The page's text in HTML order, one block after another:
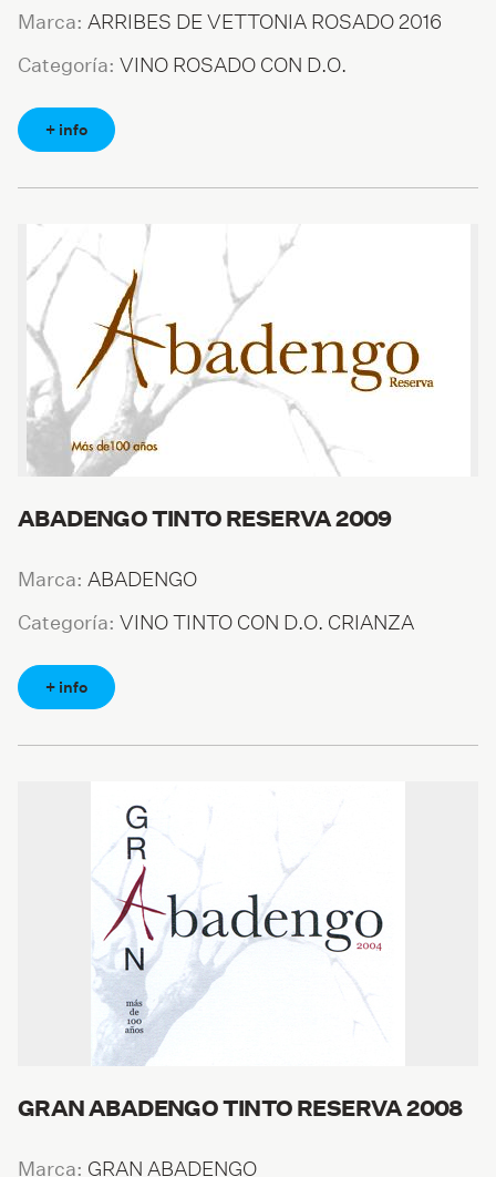
Marca: ARRIBES DE VETTONIA ROSADO 2016
Categoría: VINO ROSADO CON D.O.
+ info
ABADENGO TINTO RESERVA 2009
Marca: ABADENGO
Categoría: VINO TINTO CON D.O. CRIANZA
+ info
GRAN ABADENGO TINTO RESERVA 2008
Marca: GRAN ABADENGO